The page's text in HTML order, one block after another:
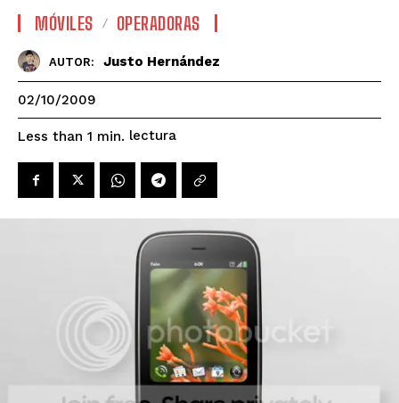
MÓVILES OPERADORAS
AUTOR: Justo Hernández
02/10/2009
Less than 1 min. lectura